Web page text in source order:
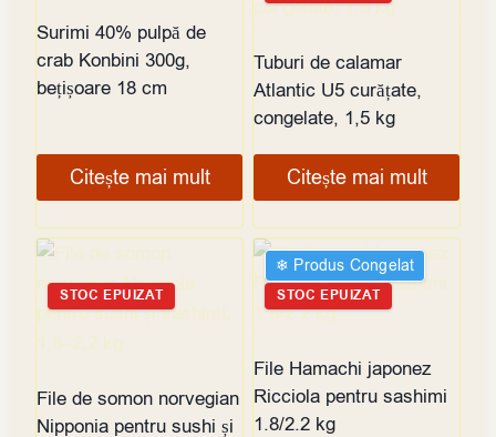
Surimi 40% pulpă de
crab Konbini 300g,
bețișoare 18 cm
Citește mai mult
Tuburi de calamar
Atlantic U5 curățate,
congelate, 1,5 kg
Citește mai mult
STOC EPUIZAT
File de somon norvegian
Nipponia pentru sushi și
❄︎ Produs Congelat
STOC EPUIZAT
File Hamachi japonez
Ricciola pentru sashimi
1.8/2.2 kg